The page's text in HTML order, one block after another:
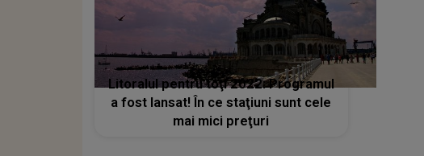
Litoralul pentru toţi 2022: Programul
a fost lansat! În ce staţiuni sunt cele
mai mici preţuri